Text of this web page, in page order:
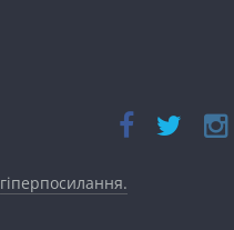
гіперпосилання.